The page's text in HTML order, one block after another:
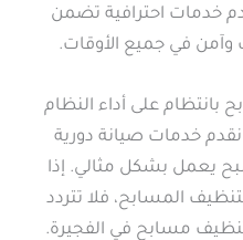
خدمات احترافية تضمن
في جميع الأوقات.
بانتظام على أداء النظام
نقدم خدمات صيانة دورية
يعمل بشكل مثالي. إذا
المسابح، فلا تتردد
مسابح في الفجيرة.